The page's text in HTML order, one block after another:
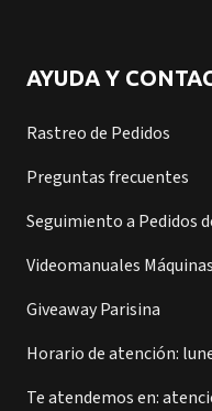
AYUDA Y
Rastreo de Pedidos
Preguntas frecuentes
Seguimiento a Pedidos
Videomanuales
Giveaway Parisina
Horario de atención:
Te atendemos en: